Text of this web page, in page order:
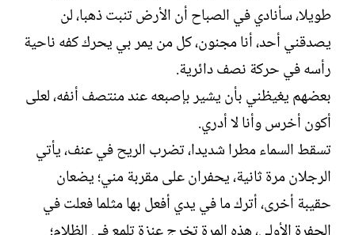
طويلا، سأنادي في الصباح أن الأرض تنبت ذهبا، لن
يصدقني أحد، أنا مجنون، كل من يمر بي يحرك كفه ناحية
رأسه في حركة نصف دائرية.
بعضهم يغيظني بأن يشير بإصبعه عند منتصف أنفه، لعلى
أكون أخرس وأنا لا أدري.
تسقط السماء مطرا شديدا، تضرب الريح في عنف، يأتي
الرجلان مرة ثانية، يحفران على مقربة مني؛ يضعان
حقيبة أخرى، أترك ما في يدي أفعل بها مثلما فعلت في